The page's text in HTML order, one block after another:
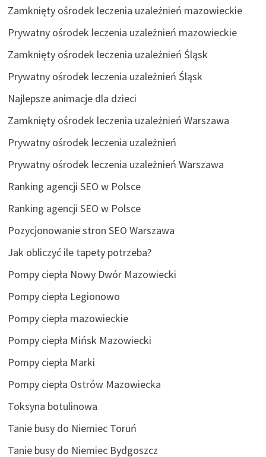
Zamknięty ośrodek leczenia uzależnień mazowieckie
Prywatny ośrodek leczenia uzależnień mazowieckie
Zamknięty ośrodek leczenia uzależnień Śląsk
Prywatny ośrodek leczenia uzależnień Śląsk
Najlepsze animacje dla dzieci
Zamknięty ośrodek leczenia uzależnień Warszawa
Prywatny ośrodek leczenia uzależnień
Prywatny ośrodek leczenia uzależnień Warszawa
Ranking agencji SEO w Polsce
Ranking agencji SEO w Polsce
Pozycjonowanie stron SEO Warszawa
Jak obliczyć ile tapety potrzeba?
Pompy ciepła Nowy Dwór Mazowiecki
Pompy ciepła Legionowo
Pompy ciepła mazowieckie
Pompy ciepła Mińsk Mazowiecki
Pompy ciepła Marki
Pompy ciepła Ostrów Mazowiecka
Toksyna botulinowa
Tanie busy do Niemiec Toruń
Tanie busy do Niemiec Bydgoszcz